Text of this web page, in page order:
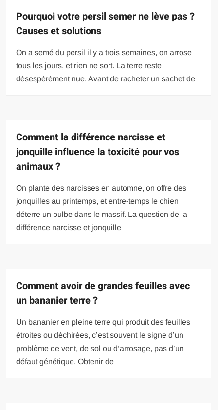
Pourquoi votre persil semer ne lève pas ?
Causes et solutions
On a semé du persil il y a trois semaines, on arrose
tous les jours, et rien ne sort. La terre reste
désespérément nue. Avant de racheter un sachet de
Comment la différence narcisse et
jonquille influence la toxicité pour vos
animaux ?
On plante des narcisses en automne, on offre des
jonquilles au printemps, et entre-temps le chien
déterre un bulbe dans le massif. La question de la
différence narcisse et jonquille
Comment avoir de grandes feuilles avec
un bananier terre ?
Un bananier en pleine terre qui produit des feuilles
étroites ou déchirées, c’est souvent le signe d’un
problème de vent, de sol ou d’arrosage, pas d’un
défaut génétique. Obtenir de